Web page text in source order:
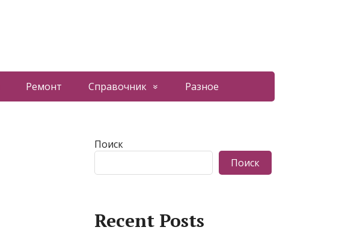
Ремонт Справочник Разное
Поиск
Поиск
Recent Posts